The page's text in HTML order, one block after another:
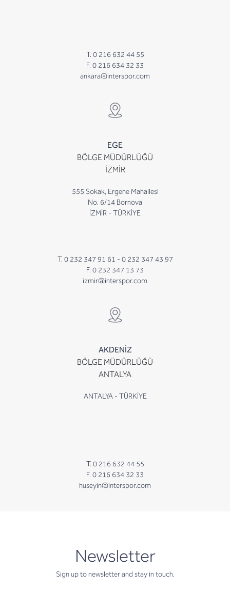
T. 0 216 632 44 55
F. 0 216 634 32 33
ankara@interspor.com
EGE
BÖLGE MÜDÜRLÜĞÜ
İZMİR
555 Sokak, Ergene Mahallesi
No. 6/14 Bornova
İZMİR - TÜRKİYE
T. 0 232 347 91 61 - 0 232 347 43 97
F. 0 232 347 13 73
izmir@interspor.com
AKDENİZ
BÖLGE MÜDÜRLÜĞÜ
ANTALYA
ANTALYA - TÜRKİYE
T. 0 216 632 44 55
F. 0 216 634 32 33
huseyin@interspor.com
Newsletter
Sign up to newsletter and stay in touch.
newsletter